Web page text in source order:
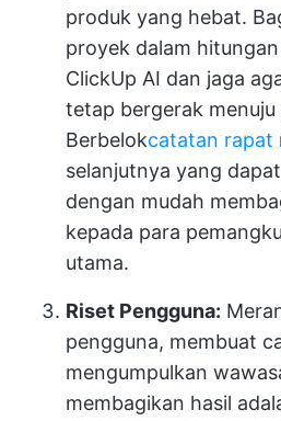
produk yang hebat.
proyek dalam
ClickUp AI dan jaga
tetap bergerak menuju
Berbelokcatatan rapat
selanjutnya yang
dengan mudah
kepada para
utama.
Riset Pengguna:
pengguna, membuat
mengumpulkan
membagikan hasil